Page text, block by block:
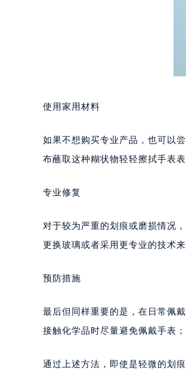
长春市朝阳区西
贵阳市南明区都
昆明市盘龙区北
石家庄市长安区
西安市碑林区南
海口市龙华区金
唐山市路南区新
内蒙古自治区呼
甘肃省兰州市七
黑龙江省黑河市
黑龙江省鸡西市
黑龙江省齐齐哈
黑龙江省双鸭山
黑龙江省伊春市
使用家用材料
如果不想购买专业产品，也可以
布蘸取这种糊状物轻轻擦拭手表
专业修复
对于较为严重的划痕或磨损情况
更换玻璃或者采用更专业的技术来
预防措施
最后但同样重要的是，在日常佩
接触化学品时尽量避免佩戴手表
通过上述方法，即使是轻微的划